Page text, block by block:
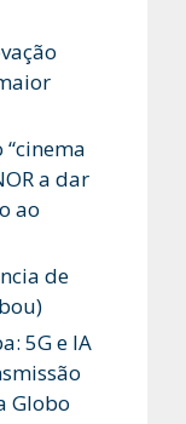
a dar
ao
de
5G e IA
Globo